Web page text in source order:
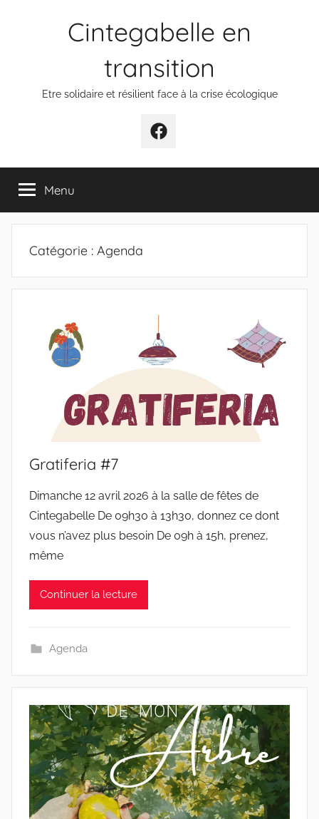
Cintegabelle en
transition
Etre solidaire et résilient face à la crise écologique
Facebook
Menu
Catégorie : Agenda
Gratiferia #7
Dimanche 12 avril 2026 à la salle de fêtes de
Cintegabelle De 09h30 à 13h30, donnez ce dont
vous n’avez plus besoin De 09h à 15h, prenez,
même
Continuer la lecture
Agenda